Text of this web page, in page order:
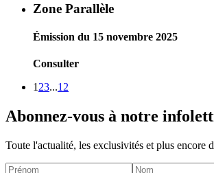
Zone Parallèle
Émission du 15 novembre 2025
Consulter
1 23...12
Abonnez-vous à notre
Toute l'actualité, les exclusivités et plus encore